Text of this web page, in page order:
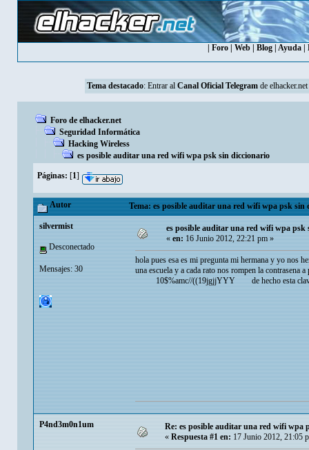
Foro Web Blog Ayuda
Tema destacado: Entrar al Canal Oficial Telegramde elhacker.net
Foro de elhacker.net
Seguridad Informática
Hacking Wireless
es posible auditar una red wifi wpa psk sin diccionario
Páginas: [1]
Autor Tema: es posible auditar una red wifi wpa psk sin
silvermist
Desconectado
Mensajes: 30
es posible auditar una red wifi wpa psk
«en:16 Junio 2012, 22:21 pm »
hola pues esa es mi pregunta mi hermana y yo nos
una escuela y a cada rato nos rompen la
10$%amc//((19jgjjYYY de hecho esta clave
P4nd3m0n1um
Re: es posible auditar una red wifi wpa
« Respuesta #1 en: 17 Junio 2012, 21:05